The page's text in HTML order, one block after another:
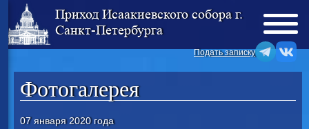
Приход Исаакиевского собора г.
Санкт-Петербурга
Подать записку
Фотогалерея
07 января 2020 года